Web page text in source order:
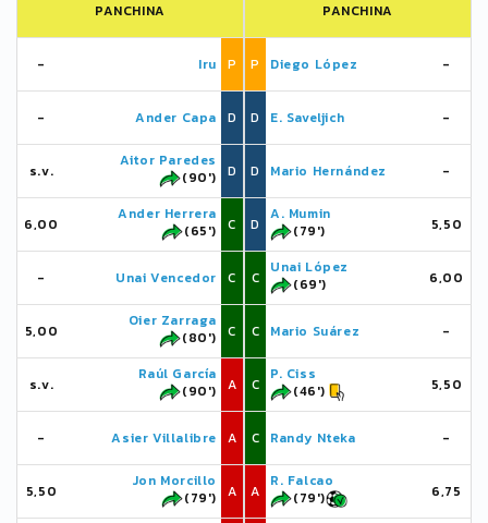
PANCHINA
- Iru P
- Ander Capa D
s.v.
Aitor Paredes
(90')
D
6,00
Ander Herrera
(65')
C
- Unai Vencedor C
5,00
Oier Zarraga
(80')
C
s.v.
Raúl García
(90')
A
- Asier Villalibre A
5,50
Jon Morcillo
(79')
A
PANCHINA
P Diego López -
D E. Saveljich -
D Mario Hernández -
D
A. Mumin
(79')
5,50
C
Unai López
(69')
6,00
C Mario Suárez -
C
P. Ciss
(46')
5,50
C Randy Nteka -
A
R. Falcao
(79')
6,75